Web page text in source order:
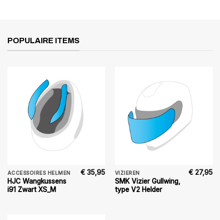
POPULAIRE ITEMS
ACCESSOIRES HELMEN
HJC Wangkussens
i91 Zwart XS_M
€ 35,95 VIZIEREN
SMK Vizier Gullwing,
type V2 Helder
€ 27,95